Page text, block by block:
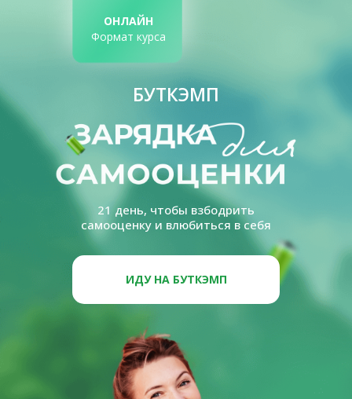
БУТКЭМП
21 день, чтобы взбодрить
самооценку и влюбиться в себя
ИДУ НА БУТКЭМП
ОНЛАЙН
Формат курса